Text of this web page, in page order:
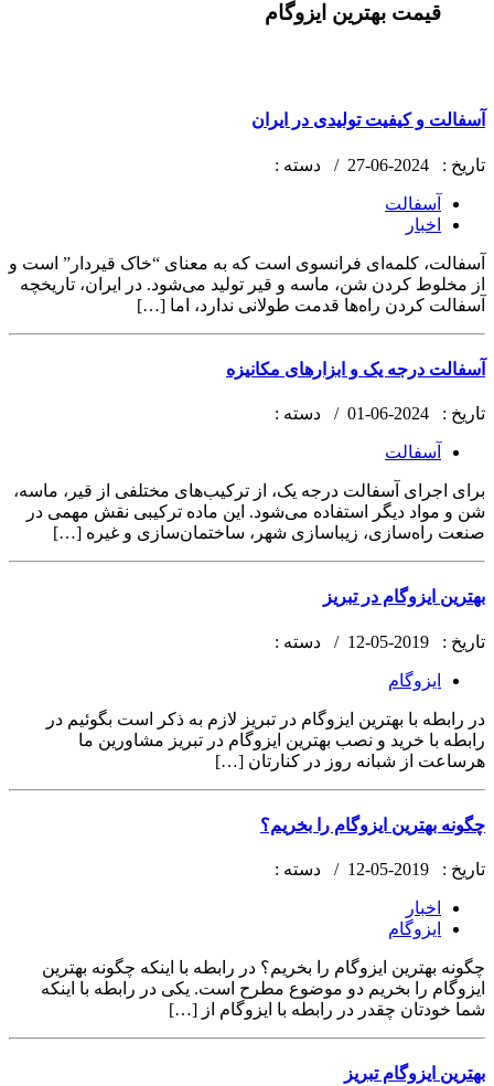
قیمت بهترین ایزوگام
آسفالت و کیفیت تولیدی در ایران
تاریخ : دسته :
آسفالت
اخبار
آسفالت، کلمه‌ای فرانسوی است که به معنای “خاک قیردار” است و
از مخلوط کردن شن، ماسه و قیر تولید می‌شود. در ایران، تاریخچه
آسفالت کردن راه‌ها قدمت طولانی ندارد، اما […]
آسفالت درجه یک و ابزارهای مکانیزه
تاریخ : دسته :
آسفالت
برای اجرای آسفالت درجه یک، از ترکیب‌های مختلفی از قیر، ماسه،
شن و مواد دیگر استفاده می‌شود. این ماده ترکیبی نقش مهمی در
صنعت راه‌سازی، زیباسازی شهر، ساختمان‌سازی و غیره […]
بهترین ایزوگام در تبریز
تاریخ : دسته :
ایزوگام
در رابطه با بهترین ایزوگام در تبریز لازم به ذکر است بگوئیم در
رابطه با خرید و نصب بهترین ایزوگام در تبریز مشاورین ما
هرساعت از شبانه روز در کنارتان […]
چگونه بهترین ایزوگام را بخریم؟
تاریخ : دسته :
اخبار
ایزوگام
چگونه بهترین ایزوگام را بخریم؟ در رابطه با اینکه چگونه بهترین
ایزوگام را بخریم دو موضوع مطرح است. یکی در رابطه با اینکه
شما خودتان چقدر در رابطه با ایزوگام از […]
بهترین ایزوگام تبریز